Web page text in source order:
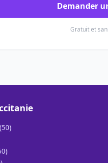
Demander
Gratuit et